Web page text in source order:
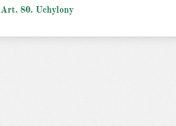
Art. 80. Uchylony